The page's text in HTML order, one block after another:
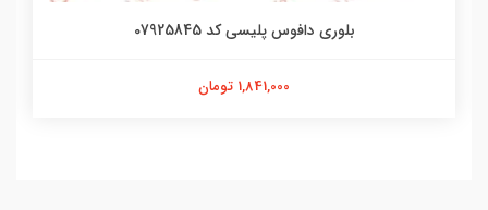
بلوری دافوس پلیسی کد 07925845
1,841,000 تومان